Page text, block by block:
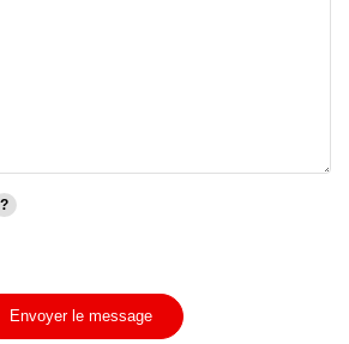
Envoyer le message